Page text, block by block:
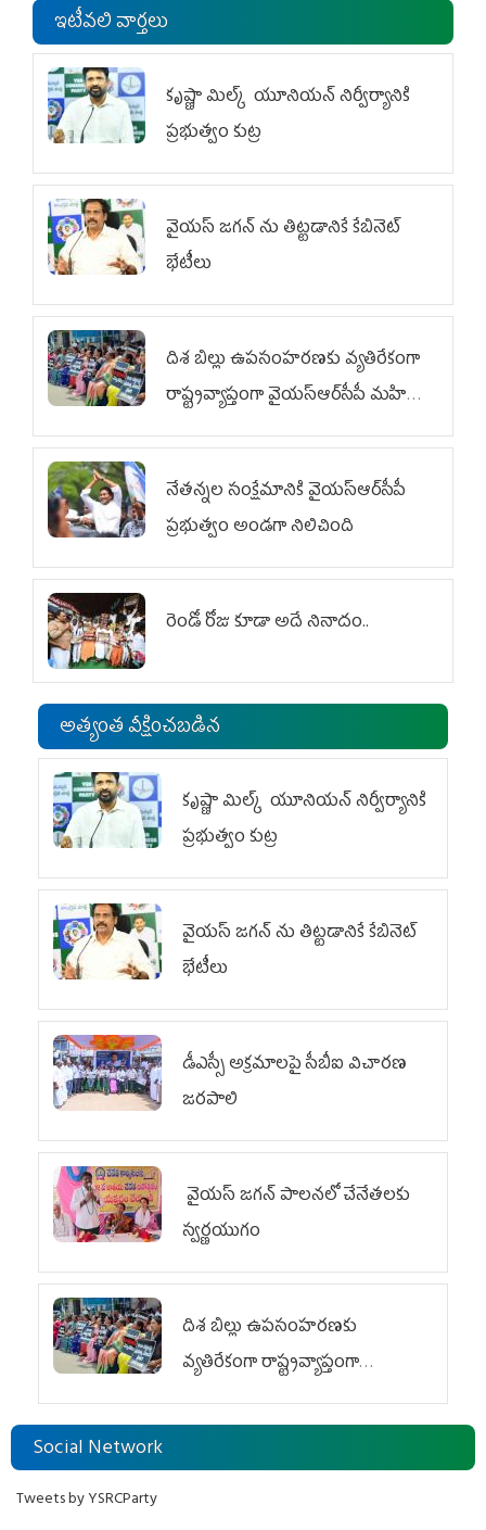
ఇటీవలి వార్తలు
కృష్ణా మిల్క్‌ యూనియన్‌ నిర్వీర్యానికి
ప్రభుత్వం కుట్ర
వైయ‌స్ జగన్‌ ను తిట్టడానికే కేబినెట్‌
భేటీలు
దిశ బిల్లు ఉపసంహరణకు వ్యతిరేకంగా
రాష్ట్రవ్యాప్తంగా వైయ‌స్ఆర్‌సీపీ మహిళా
విభాగం ఆందోళనలు
నేతన్నల సంక్షేమానికి వైయ‌స్ఆర్‌సీపీ
ప్రభుత్వం అండగా నిలిచింది
రెండో రోజు కూడా అదే నినాదం..
అత్యంత వీక్షించబడిన
కృష్ణా మిల్క్‌ యూనియన్‌ నిర్వీర్యానికి
ప్రభుత్వం కుట్ర
వైయ‌స్ జగన్‌ ను తిట్టడానికే కేబినెట్‌
భేటీలు
డీఎస్సీ అక్రమాలపై సీబీఐ విచారణ
జరపాలి
వైయ‌స్ జగన్ పాలనలో చేనేతలకు
స్వర్ణయుగం
దిశ బిల్లు ఉపసంహరణకు
వ్యతిరేకంగా రాష్ట్రవ్యాప్తంగా
వైయ‌స్ఆర్‌సీపీ మహిళా విభాగం
ఆందోళనలు
Social Network
Tweets by YSRCParty